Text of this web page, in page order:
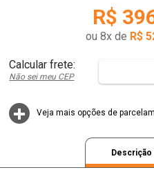
R$
ou 8xde R$
Não sei meu CEP
Veja mais opções de